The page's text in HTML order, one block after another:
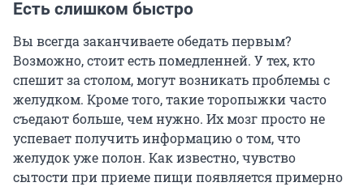
Есть слишком быстро
Вы всегда заканчиваете обедать первым?
Возможно, стоит есть помедленней. У тех, кто
спешит за столом, могут возникать проблемы с
желудком. Кроме того, такие торопыжки часто
съедают больше, чем нужно. Их мозг просто не
успевает получить информацию о том, что
желудок уже полон. Как известно, чувство
сытости при приеме пищи появляется примерно